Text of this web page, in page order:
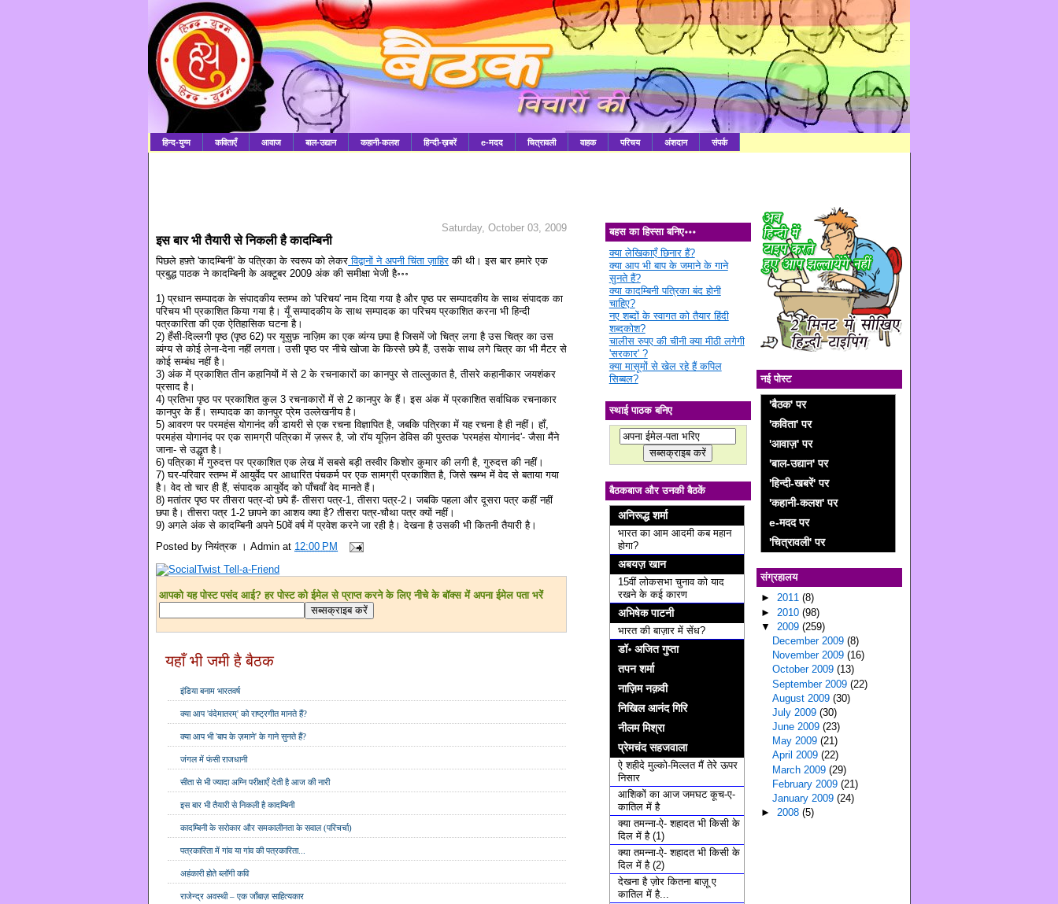
हिन्द-युग्म कविताएँ आवाज बाल-उद्यान कहानी-कलश हिन्दी-ख़बरें e-मदद चित्रावली वाहक परिचय अंशदान संपर्क
Saturday, October 03, 2009
इस बार भी तैयारी से निकली है कादम्बिनी
पिछले हफ़्ते 'कादम्बिनी' के पत्रिका के स्वरूप को लेकर विद्वानों ने अपनी चिंता ज़ाहिर की थी। इस बार हमारे एक
प्रबुद्ध पाठक ने कादम्बिनी के अक्टूबर 2009 अंक की समीक्षा भेजी है॰॰॰
1) प्रधान सम्पादक के संपादकीय स्तम्भ को 'परिचय' नाम दिया गया है और पृष्ठ पर सम्पादकीय के साथ संपादक का
परिचय भी प्रकाशित किया गया है। यूँ सम्पादकीय के साथ सम्पादक का परिचय प्रकाशित करना भी हिन्दी
पत्रकारिता की एक ऐतिहासिक घटना है।
2) हँसी-दिल्लगी पृष्ठ (पृष्ठ 62) पर यूसुफ़ नाज़िम का एक व्यंग्य छपा है जिसमें जो चित्र लगा है उस चित्र का उस
व्यंग्य से कोई लेना-देना नहीं लगता। उसी पृष्ठ पर नीचे खोजा के किस्से छपे हैं, उसके साथ लगे चित्र का भी मैटर से
कोई सम्बंध नहीं है।
3) अंक में प्रकाशित तीन कहानियों में से 2 के रचनाकारों का कानपुर से ताल्लुकात है, तीसरे कहानीकार जयशंकर
प्रसाद है।
4) प्रतिभा पृष्ठ पर प्रकाशित कुल 3 रचनाकारों में से 2 कानपुर के हैं। इस अंक में प्रकाशित सर्वाधिक रचनाकार
कानपुर के हैं। सम्पादक का कानपुर प्रेम उल्लेखनीय है।
5) आवरण पर परमहंस योगानंद की डायरी से एक रचना विज्ञापित है, जबकि पत्रिका में यह रचना है ही नहीं। हाँ,
परमहंस योगानंद पर एक सामग्री पत्रिका में ज़रूर है, जो रॉय यूज़िन डेविस की पुस्तक 'परमहंस योगानंद'- जैसा मैंने
जाना- से उद्धृत है।
6) पत्रिका में गुरुदत्त पर प्रकाशित एक लेख में सबसे बड़ी तस्वीर किशोर कुमार की लगी है, गुरुदत्त की नहीं।
7) घर-परिवार स्तम्भ में आयुर्वेद पर आधारित पंचकर्म पर एक सामग्री प्रकाशित है, जिसे स्त्म्भ में वेद से बताया गया
है। वेद तो चार ही हैं, संपादक आयुर्वेद को पाँचवाँ वेद मानते हैं।
8) मतांतर पृष्ठ पर तीसरा पत्र-दो छपे हैं- तीसरा पत्र-1, तीसरा पत्र-2। जबकि पहला और दूसरा पत्र कहीं नहीं
छपा है। तीसरा पत्र 1-2 छापने का आशय क्या है? तीसरा पत्र-चौथा पत्र क्यों नहीं।
9) अगले अंक से कादम्बिनी अपने 50वें वर्ष में प्रवेश करने जा रही है। देखना है उसकी भी कितनी तैयारी है।
Posted byनियंत्रक । Admin at 12:00 PM
आपको यह पोस्ट पसंद आई? हर पोस्ट को ईमेल से प्राप्त करने के लिए नीचे के बॉक्स में अपना ईमेल पता भरें
यहाँ भी जमी है बैठक
इंडिया बनाम भारतवर्ष
क्या आप 'वंदेमातरम्' को राष्ट्रगीत मानते हैं?
क्या आप भी 'बाप के ज़माने' के गाने सुनते हैं?
जंगल में फंसी राजधानी
सीता से भी ज्यादा अग्नि परीक्षाएँ देती है आज की नारी
इस बार भी तैयारी से निकली है कादम्बिनी
कादम्बिनी के सरोकार और समकालीनता के सवाल (परिचर्चा)
पत्रकारिता में गांव या गांव की पत्रकारिता...
अहंकारी होते ब्लॉगी कवि
राजेन्द्र अवस्थी – एक जाँबाज़ साहित्यकार
बहस का हिस्सा बनिए॰॰॰
क्या लेखिकाएँ छिनार हैं?
क्या आप भी बाप के जमाने के गाने
सुनते हैं?
क्या कादम्बिनी पत्रिका बंद होनी
चाहिए?
नए शब्दों के स्वागत को तैयार हिंदी
शब्दकोश?
चालीस रुपए की चीनी क्या मीठी लगेगी
'सरकार' ?
क्या मासूमों से खेल रहे हैं कपिल
सिब्बल?
स्थाई पाठक बनिए
बैठकबाज और उनकी बैठकें
अनिरूद्ध शर्मा
भारत का आम आदमी कब महान
होगा?
अबयज़ खान
15वीं लोकसभा चुनाव को याद
रखने के कई कारण
अभिषेक पाटनी
भारत की बाज़ार में सेंध?
डॉ॰ अजित गुप्ता
तपन शर्मा
नाज़िम नक़वी
निखिल आनंद गिरि
नीलम मिश्रा
प्रेमचंद सहजवाला
ऐ शहीदे मुल्को-मिल्लत मैं तेरे ऊपर
निसार
आशिकों का आज जमघट कूच-ए-
कातिल में है
क्या तमन्ना-ऐ- शहादत भी किसी के
दिल में है (1)
क्या तमन्ना-ऐ- शहादत भी किसी के
दिल में है (2)
देखना है ज़ोर कितना बाज़ू ए
कातिल में है...
नई पोस्ट
'बैठक' पर
'कविता' पर
'आवाज़' पर
'बाल-उद्यान' पर
'हिन्दी-खबरें' पर
'कहानी-कलश' पर
e-मदद पर
'चित्रावली' पर
संग्रहालय
►2011(8)
► 2010(98)
▼ 2009(259)
December 2009(8)
November 2009(16)
October 2009(13)
September 2009(22)
August 2009(30)
July 2009(30)
June 2009(23)
May 2009(21)
April 2009(22)
March 2009(29)
February 2009(21)
January 2009(24)
►2008(5)